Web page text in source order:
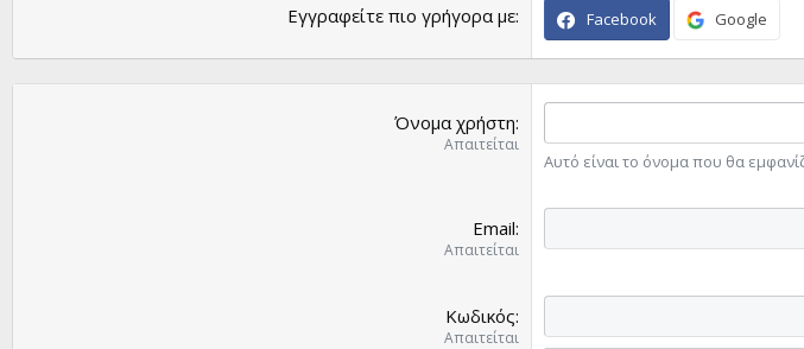
Εγγραφείτε πιο γρήγορα με Facebook Google
Όνομα χρήστη
Απαιτείται
Αυτό είναι το όνομα που θα
Email
Απαιτείται
Κωδικός
Απαιτείται